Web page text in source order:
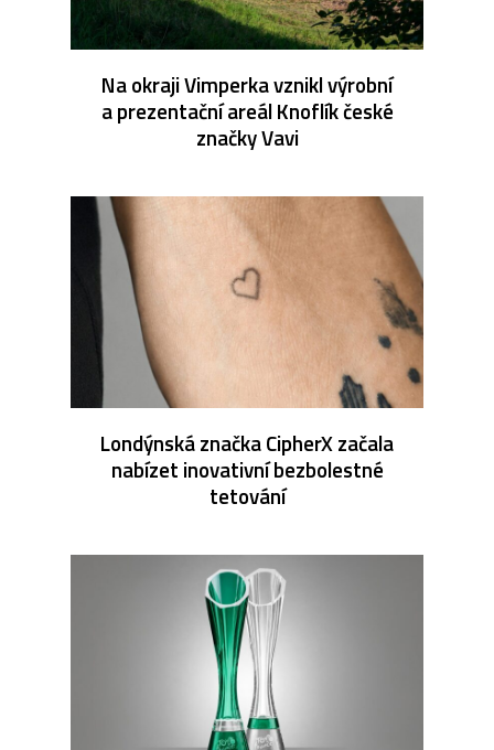
Na okraji Vimperka vznikl výrobní
a prezentační areál Knoflík české
značky Vavi
Londýnská značka CipherX začala
nabízet inovativní bezbolestné
tetování